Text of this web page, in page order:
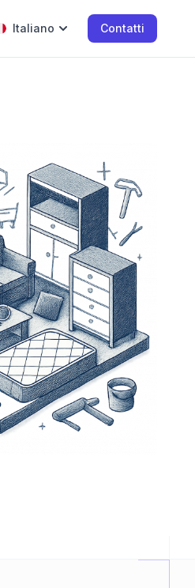
Italiano Contatti